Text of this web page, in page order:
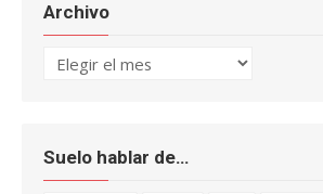
Archivo
Archivo
Suelo hablar de…